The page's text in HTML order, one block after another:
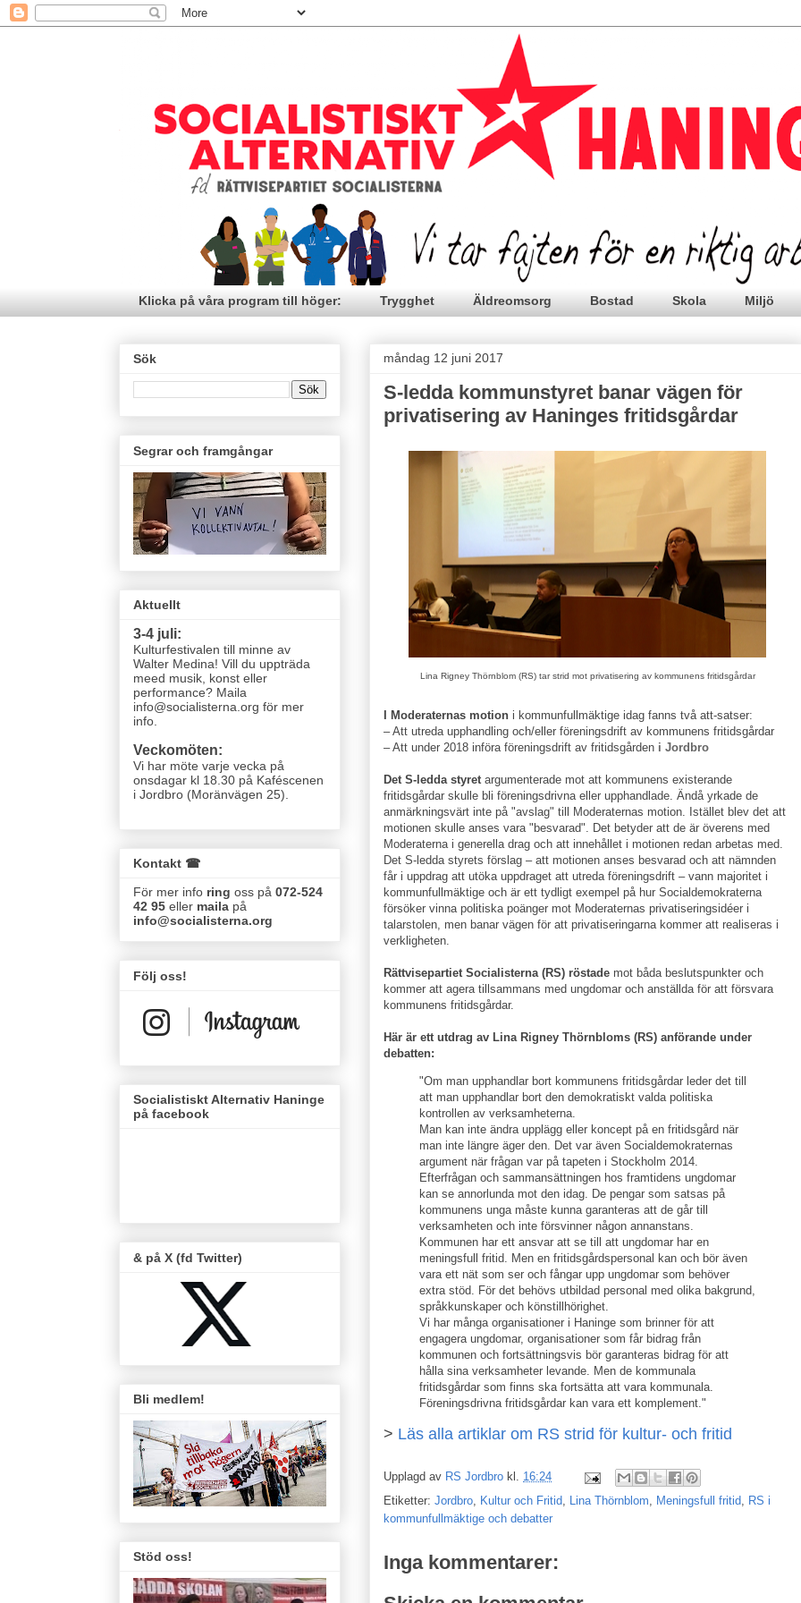
Klicka på våra program till höger: Trygghet Äldreomsorg Bostad Skola Miljö
måndag 12 juni 2017
S-ledda kommunstyret banar vägen för
privatisering av Haninges fritidsgårdar
Lina Rigney Thörnblom (RS) tar strid mot privatisering av kommunens fritidsgårdar
I Moderaternas motion i kommunfullmäktige idag fanns två att-satser:
– Att utreda upphandling och/eller föreningsdrift av kommunens fritidsgårdar
– Att under 2018 införa föreningsdrift av fritidsgården i Jordbro
Det S-ledda styretargumenterade mot att kommunens existerande
fritidsgårdar skulle bli föreningsdrivna eller upphandlade. Ändå yrkade de
anmärkningsvärt inte på "avslag" till Moderaternas motion. Istället blev det att
motionen skulle anses vara "besvarad". Det betyder att de är överens med
Moderaterna i generella drag och att innehållet i motionen redan arbetas med.
Det S-ledda styrets förslag – att motionen anses besvarad och att nämnden
får i uppdrag att utöka uppdraget att utreda föreningsdrift – vann majoritet i
kommunfullmäktige och är ett tydligt exempel på hur Socialdemokraterna
försöker vinna politiska poänger mot Moderaternas privatiseringsidéer i
talarstolen, men banar vägen för att privatiseringarna kommer att realiseras i
verkligheten.
Rättvisepartiet Socialisterna (RS) röstade mot båda beslutspunkter och
kommer att agera tillsammans med ungdomar och anställda för att försvara
kommunens fritidsgårdar.
Här är ett utdrag av Lina Rigney Thörnbloms (RS) anförande under
debatten:
"Om man upphandlar bort kommunens fritidsgårdar leder det till
att man upphandlar bort den demokratiskt valda politiska
kontrollen av verksamheterna.
Man kan inte ändra upplägg eller koncept på en fritidsgård när
man inte längre äger den. Det var även Socialdemokraternas
argument när frågan var på tapeten i Stockholm 2014.
Efterfrågan och sammansättningen hos framtidens ungdomar
kan se annorlunda mot den idag. De pengar som satsas på
kommunens unga måste kunna garanteras att de går till
verksamheten och inte försvinner någon annanstans.
Kommunen har ett ansvar att se till att ungdomar har en
meningsfull fritid. Men en fritidsgårdspersonal kan och bör även
vara ett nät som ser och fångar upp ungdomar som behöver
extra stöd. För det behövs utbildad personal med olika bakgrund,
språkkunskaper och könstillhörighet.
Vi har många organisationer i Haninge som brinner för att
engagera ungdomar, organisationer som får bidrag från
kommunen och fortsättningsvis bör garanteras bidrag för att
hålla sina verksamheter levande. Men de kommunala
fritidsgårdar som finns ska fortsätta att vara kommunala.
Föreningsdrivna fritidsgårdar kan vara ett komplement."
> Läs alla artiklar om RS strid för kultur- och fritid
Upplagd av RS Jordbro kl. 16:24
Etiketter: Jordbro, Kultur och Fritid, Lina Thörnblom, Meningsfull fritid, RS i
kommunfullmäktige och debatter
Inga kommentarer:
Sök
Segrar och framgångar
Aktuellt
3-4 juli:
Kulturfestivalen till minne av
Walter Medina! Vill du uppträda
meed musik, konst eller
performance? Maila
info@socialisterna.org för mer
info.
Veckomöten:
Vi har möte varje vecka på
onsdagar kl 18.30 på Kaféscenen
i Jordbro (Moränvägen 25)
Kontakt ☎
För mer info ring oss på 072-524
42 95 eller maila på
info@socialisterna.org
Följ oss!
Socialistiskt Alternativ Haninge
på facebook
& på X (fd Twitter)
Bli medlem!
Stöd oss!